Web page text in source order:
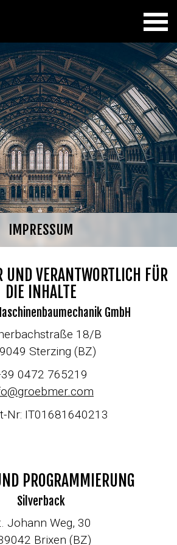
IMPRESSUM
UND VERANTWORTLICH FÜR
DIE INHALTE
GmbH
18/B
Sterzing (BZ)
0472 765219
groebmer.com
Nr: IT01681640213
PROGRAMMIERUNG
Silverback
Johann Weg, 30
Brixen (BZ)